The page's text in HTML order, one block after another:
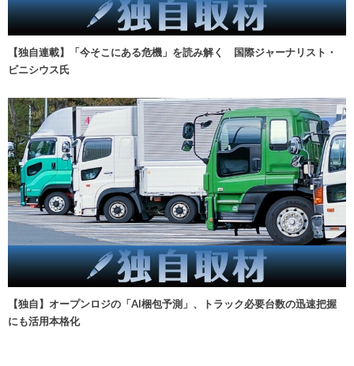
【独自連載】「今そこにある危機」を読み解く 国際ジャーナリスト・
ビニシウス氏
【独自】オープンロジの「AI梱包予測」、トラック必要台数の迅速把握
にも活用本格化